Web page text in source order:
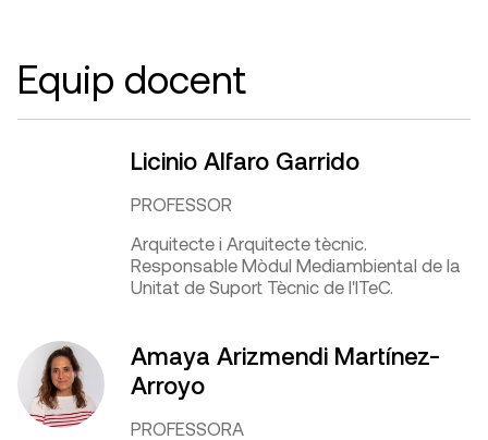
Equip docent
Licinio Alfaro Garrido
PROFESSOR
Arquitecte i Arquitecte tècnic.
Responsable Mòdul Mediambiental de la
Unitat de Suport Tècnic de l'ITeC.
Amaya Arizmendi Martínez-
Arroyo
PROFESSORA